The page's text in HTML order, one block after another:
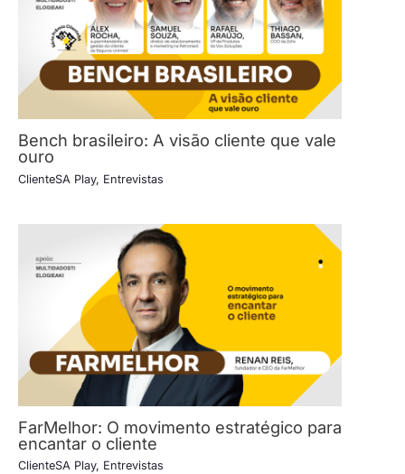
Bench brasileiro: A visão cliente que vale
ouro
ClienteSA Play, Entrevistas
FarMelhor: O movimento estratégico para
encantar o cliente
ClienteSA Play, Entrevistas